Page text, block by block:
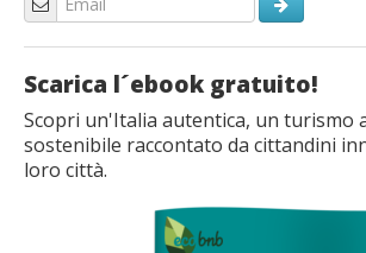
Scarica l´ebook gratuito!
Scopri un'Italia autentica, un turismo
sostenibile raccontato da cittandini
loro città.